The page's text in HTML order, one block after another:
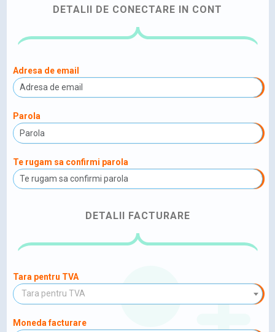
DETALII DE CONECTARE IN CONT
Adresa de email
Parola
Te rugam sa confirmi parola
DETALII FACTURARE
Tara pentru TVA
Tara pentru TVA
Moneda facturare